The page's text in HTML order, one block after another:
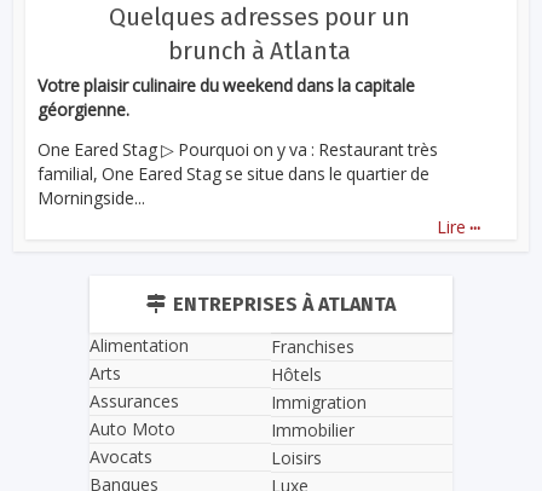
Quelques adresses pour un
brunch à Atlanta
Votre plaisir culinaire du weekend dans la capitale
géorgienne.
One Eared Stag ▷ Pourquoi on y va : Restaurant très
familial, One Eared Stag se situe dans le quartier de
Morningside...
Lire ...
ENTREPRISES À ATLANTA
Alimentation
Arts
Assurances
Auto Moto
Avocats
Banques
Franchises
Hôtels
Immigration
Immobilier
Loisirs
Luxe